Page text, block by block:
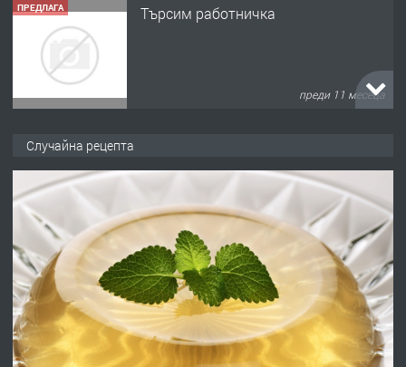
ПРЕДЛАГА Търсим работничка
преди 11 месеца
преди 1 година
ПРЕДЛАГА Работа за общи работници
преди 1 година
Случайна рецепта